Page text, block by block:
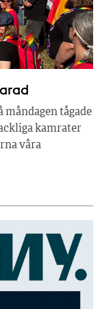
måndagen tågade
kamrater
våra